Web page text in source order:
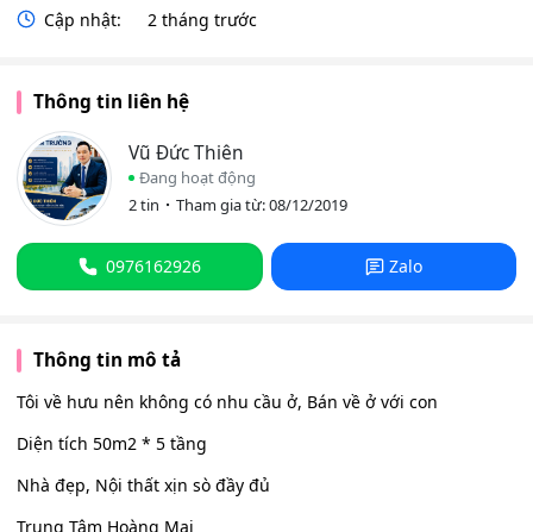
Cập nhật:
2 tháng trước
Thông tin liên hệ
Vũ Đức Thiên
Đang hoạt động
2 tin
Tham gia từ: 08/12/2019
0976162926 Zalo
Thông tin mô tả
Tôi về hưu nên không có nhu cầu ở, Bán về ở với con
Diện tích 50m2 * 5 tầng
Nhà đẹp, Nội thất xịn sò đầy đủ
Trung Tâm Hoàng Mai